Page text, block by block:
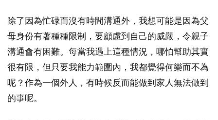
除了因為忙碌而沒有時間溝通外，我想可能是因為父
母身份有著種種限制，要顧慮到自己的威嚴，令親子
溝通會有困難。每當我遇上這種情況，哪怕幫助其實
很有限，但只要我能力範圍內，我都覺得何樂而不為
呢？作為一個外人，有時候反而能做到家人無法做到
的事呢。